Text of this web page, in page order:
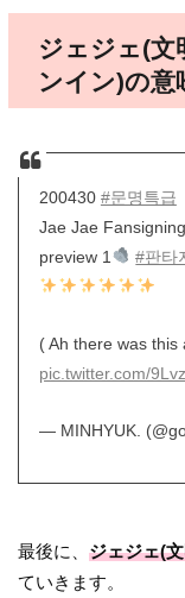
ジェジェ(文
ンイン)の意
200430 #문명특급
Jae Jae
preview 1
#판타
( Ah there was
pic.twitter.com/
— MINHYUK.
最後に、ジェジェ(
ていきます。